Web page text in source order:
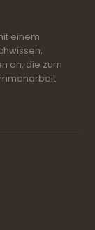
einem
an, die zum